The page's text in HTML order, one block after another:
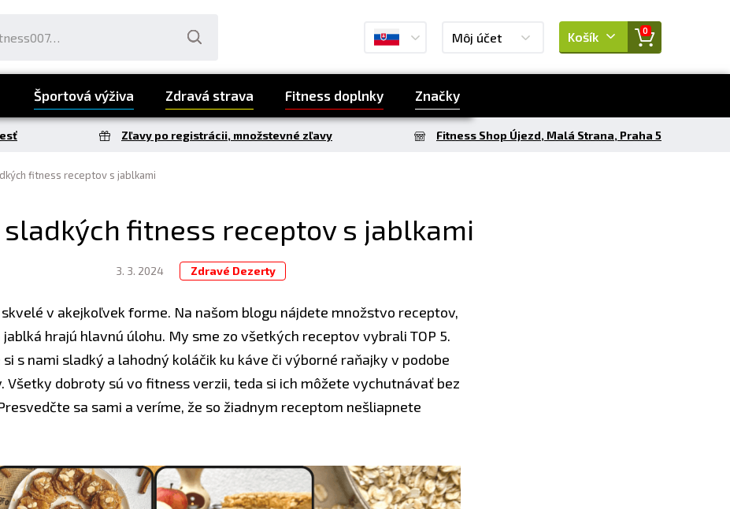
Môj účet Košík 0
Športová výživa Zdravá strava Fitness doplnky Značky
Zľavy po registrácii, množstevné zľavy Fitness Shop Újezd, Malá Strana, Praha 5
fitness receptov s jablkami
sladkých fitness receptov s jablkami
3. 3. 2024 Zdravé Dezerty
skvelé v akejkoľvek forme. Na našom blogu nájdete množstvo receptov,
hrajú hlavnú úlohu. My sme zo všetkých receptov vybrali TOP 5.
s nami sladký a lahodný koláčik ku káve či výborné raňajky v podobe
Všetky dobroty sú vo fitness verzii, teda si ich môžete vychutnávať bez
sa sami a veríme, že so žiadnym receptom nešliapnete